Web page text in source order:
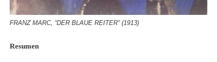
FRANZ MARC, “DER BLAUE REITER” (1913)
Resumen